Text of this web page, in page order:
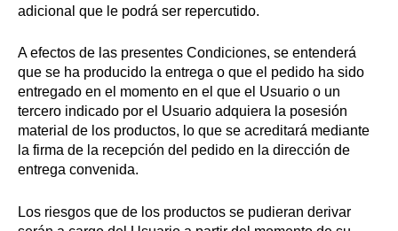
adicional que le podrá ser repercutido.
A efectos de las presentes Condiciones, se entenderá
que se ha producido la entrega o que el pedido ha sido
entregado en el momento en el que el Usuario o un
tercero indicado por el Usuario adquiera la posesión
material de los productos, lo que se acreditará mediante
la firma de la recepción del pedido en la dirección de
entrega convenida.
Los riesgos que de los productos se pudieran derivar